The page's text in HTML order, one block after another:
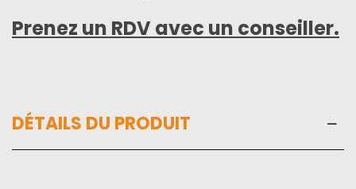
Prenez un RDV avec un conseiller.
DÉTAILS DU PRODUIT